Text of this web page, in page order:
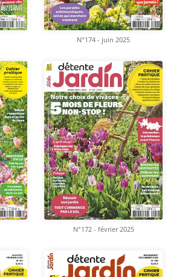
N°174 - juin 2025
N°172 - février 2025